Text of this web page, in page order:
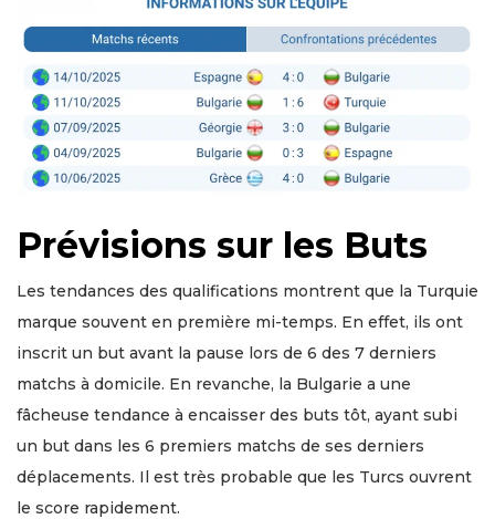
Prévisions sur les Buts
Les tendances des qualifications montrent que la Turquie
marque souvent en première mi-temps. En effet, ils ont
inscrit un but avant la pause lors de 6 des 7 derniers
matchs à domicile. En revanche, la Bulgarie a une
fâcheuse tendance à encaisser des buts tôt, ayant subi
un but dans les 6 premiers matchs de ses derniers
déplacements. Il est très probable que les Turcs ouvrent
le score rapidement.